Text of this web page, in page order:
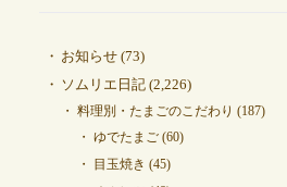
お知らせ(73)
ソムリエ日記(2,226)
料理別・たまごのこだわり (187)
ゆでたまご(60)
目玉焼き (45)